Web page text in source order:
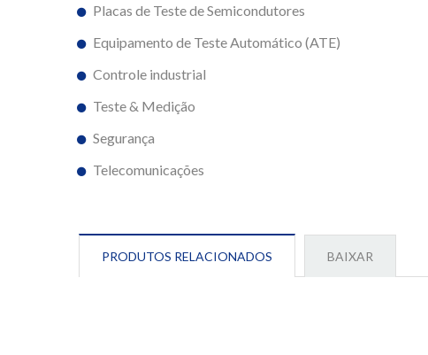
Placas de Teste de Semicondutores
Equipamento de Teste Automático (ATE)
Controle industrial
Teste & Medição
Segurança
Telecomunicações
PRODUTOS RELACIONADOS BAIXAR